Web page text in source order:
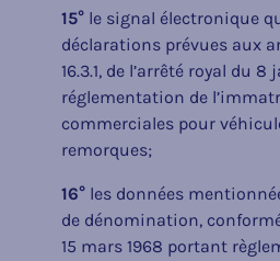
15° le signal électronique
déclarations prévues aux
16.3.1, de l’arrêté royal du
réglementation de
commerciales pour
remorques;
16° les données
de dénomination,
15 mars 1968 portant